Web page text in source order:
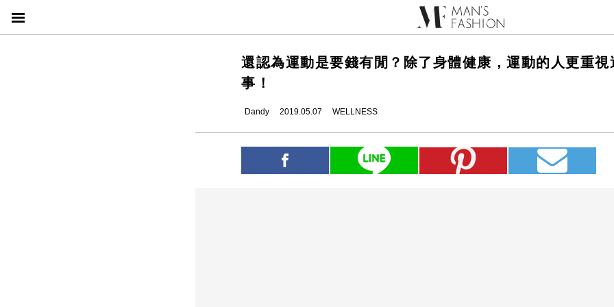
還認為運動是要錢有閒？除了身體健康，運動的人更重視
事！
Dandy 2019.05.07 WELLNESS